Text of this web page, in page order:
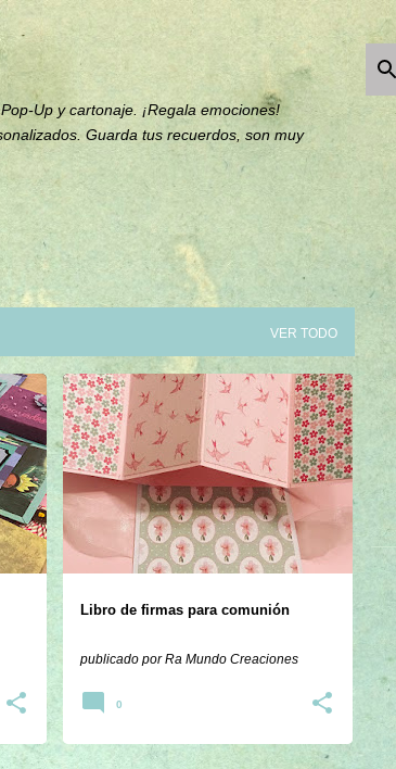
principal
Up y cartonaje. ¡Regala emociones!
Guarda tus recuerdos, son muy
VER TODO
+1
Libro de firmas para comunión
publicado porRa Mundo Creaciones
ÁLBUMES COMUNIÓN
LIBRO DE FIRMAS +
SCRAP
0